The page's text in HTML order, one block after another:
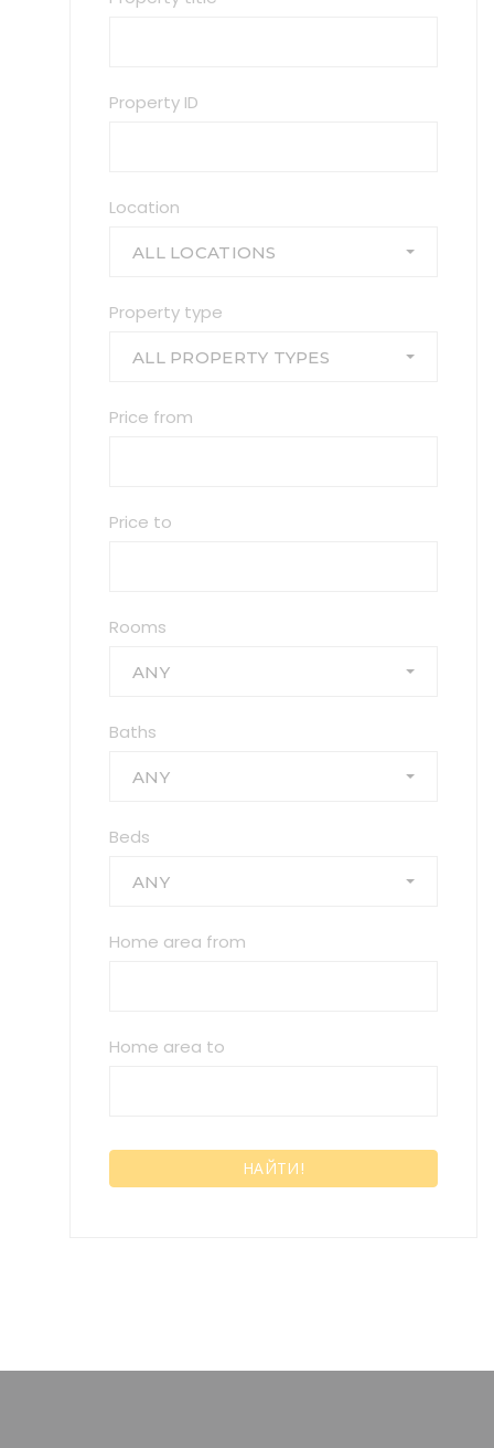
Property ID
Location
ALL LOCATIONS
Property type
ALL PROPERTY TYPES
Price from
Price to
Rooms
ANY
Baths
ANY
Beds
ANY
Home area from
Home area to
НАЙТИ!